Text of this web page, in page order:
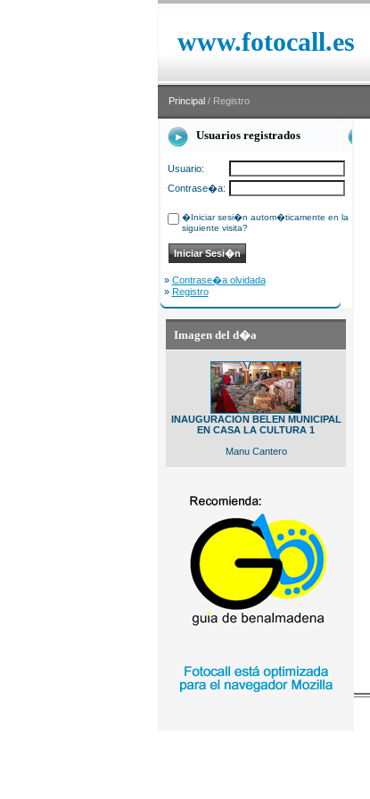
www.fotocall.es
Principal / Registro
Usuarios registrados
Usuario:
Contrase�a:
�Iniciar sesi�n autom�ticamente en la
siguiente visita?
» Contrase�a olvidada
» Registro
Imagen del d�a
INAUGURACION BELEN MUNICIPAL
EN CASA LA CULTURA 1
Manu Cantero